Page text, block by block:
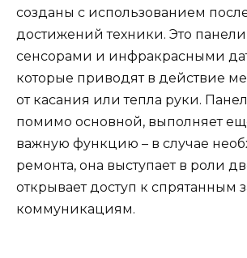
созданы с использованием
достижений техники. Это
сенсорами и инфракрасными
которые приводят в действие
от касания или тепла руки.
помимо основной, выполняет
важную функцию – в случае
ремонта, она выступает в роли
открывает доступ к спрятанным
коммуникациям.